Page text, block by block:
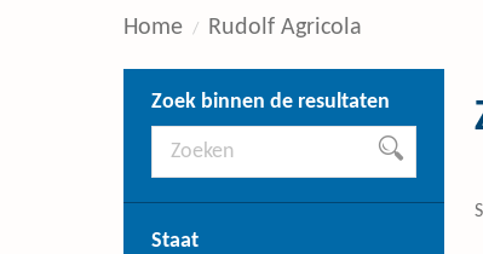
Home Rudolf Agricola
Zoek binnen de resultaten
Staat